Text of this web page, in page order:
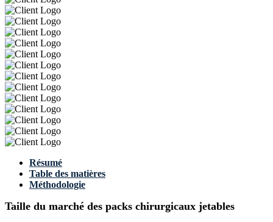
Résumé
Table des matières
Méthodologie
Taille du marché des packs chirurgicaux jetables